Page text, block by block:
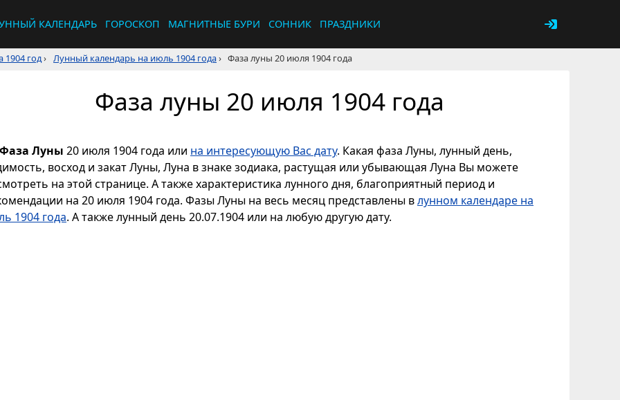
КАЛЕНДАРЬ ГОРОСКОП МАГНИТНЫЕ БУРИ СОННИК ПРАЗДНИКИ
1904 год› Лунный календарь на июль 1904 года› Фаза луны 20 июля 1904 года
Фаза луны 20 июля 1904 года
Фаза Луны 20 июля 1904 года или на интересующую Вас дату. Какая фаза Луны, лунный день,
восход и закат Луны, Луна в знаке зодиака, растущая или убывающая Луна Вы можете
на этой странице. А также характеристика лунного дня, благоприятный период и
на 20 июля 1904 года. Фазы Луны на весь месяц представлены влунном календаре на
1904 года. А также лунный день 20.07.1904 или на любую другую дату.